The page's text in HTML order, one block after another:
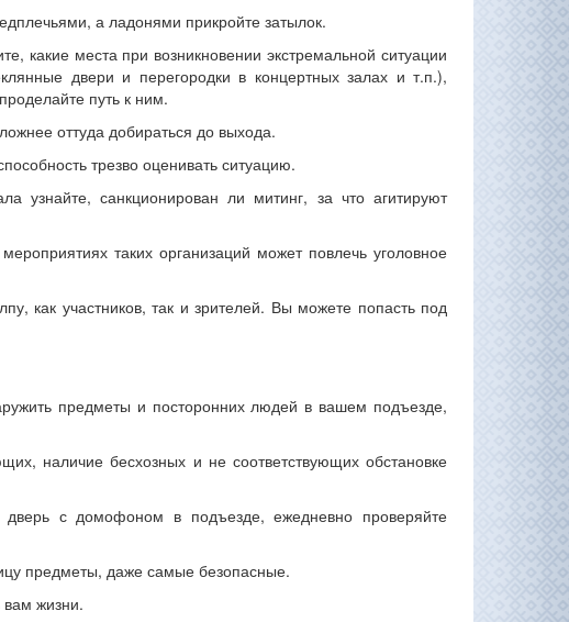
а ладонями прикройте затылок.
места при возникновении экстремальной ситуации
двери и перегородки в концертных залах и т.п.),
путь к ним.
оттуда добираться до выхода.
трезво оценивать ситуацию.
узнайте, санкционирован ли митинг, за что агитируют
таких организаций может повлечь уголовное
как участников, так и зрителей. Вы можете попасть под
предметы и посторонних людей в вашем подъезде,
наличие бесхозных и не соответствующих обстановке
с домофоном в подъезде, ежедневно проверяйте
предметы, даже самые безопасные.
вам жизни.